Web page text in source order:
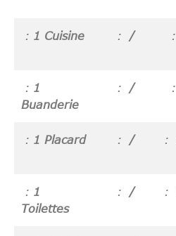
1 Cuisine /
1
Buanderie
/
1 Placard /
1
Toilettes
/